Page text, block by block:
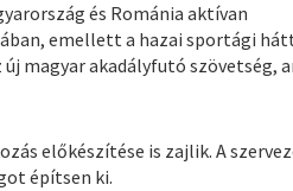
és Románia aktívan
emellett a hazai sportági
magyar akadályfutó szövetség,
előkészítése is zajlik. A
építsen ki.